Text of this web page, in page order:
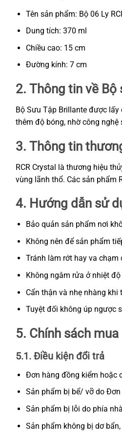
Tên sản phẩm: Bộ 06 Ly
Dung tích: 370 ml
Chiều cao: 15 cm
Đường kính: 7 cm
2. Thông tin về
Bộ Sưu Tập Brillante được
thêm độ bóng, nhờ công
3. Thông tin
RCR Crystal là thương hiệu
vùng lãnh thổ. Các sản phẩm
4. Hướng dẫn sử
Bảo quản sản phẩm nơi
Không nên để sản phẩm
Tránh làm rớt hay va chạm
Không ngâm rửa ở nhiệt
Cẩn thận và nhẹ nhàng
Tuyệt đối không úp ngược
5. Chính sách mua
5.1. Điều kiện đổi trả
Đơn hàng đồng kiểm hoặc
Sản phẩm bị bể/ vỡ do Đơn
Sản phẩm bị lỗi do phía
Sản phẩm không bị dơ